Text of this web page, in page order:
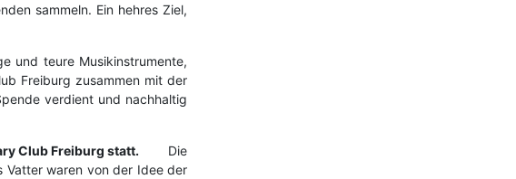
sammeln. Ein hehres Ziel,
und teure Musikinstrumente,
Freiburg zusammen mit der
verdient und nachhaltig
Club Freiburg statt. Die
Vatter waren von der Idee der